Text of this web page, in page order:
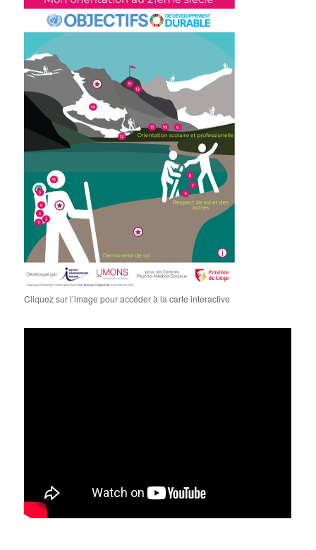
Cliquez sur l’image pour accéder à la carte interactive